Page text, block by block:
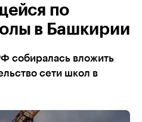
по
в Башкирии
собиралась вложить
сети школ в